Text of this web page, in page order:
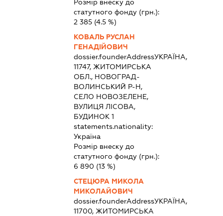
Розмір внеску до
статутного фонду (грн.):
2 385 (4.5 %)
КОВАЛЬ РУСЛАН
ГЕНАДІЙОВИЧ
dossier.founderAddressУКРАЇНА,
11747, ЖИТОМИРСЬКА
ОБЛ., НОВОГРАД-
ВОЛИНСЬКИЙ Р-Н,
СЕЛО НОВОЗЕЛЕНЕ,
ВУЛИЦЯ ЛІСОВА,
БУДИНОК 1
statements.nationality:
Україна
Розмір внеску до
статутного фонду (грн.):
6 890 (13 %)
СТЕЦЮРА МИКОЛА
МИКОЛАЙОВИЧ
dossier.founderAddressУКРАЇНА,
11700, ЖИТОМИРСЬКА